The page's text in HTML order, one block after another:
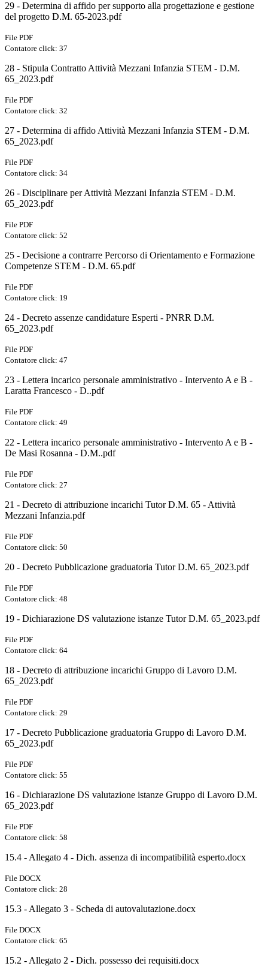
29 - Determina di affido per supporto alla progettazione e gestione
del progetto D.M. 65-2023.pdf
File PDF
Contatore click: 37
28 - Stipula Contratto Attività Mezzani Infanzia STEM - D.M.
65_2023.pdf
File PDF
Contatore click: 32
27 - Determina di affido Attività Mezzani Infanzia STEM - D.M.
65_2023.pdf
File PDF
Contatore click: 34
26 - Disciplinare per Attività Mezzani Infanzia STEM - D.M.
65_2023.pdf
File PDF
Contatore click: 52
25 - Decisione a contrarre Percorso di Orientamento e Formazione
Competenze STEM - D.M. 65.pdf
File PDF
Contatore click: 19
24 - Decreto assenze candidature Esperti - PNRR D.M.
65_2023.pdf
File PDF
Contatore click: 47
23 - Lettera incarico personale amministrativo - Intervento A e B -
Laratta Francesco - D..pdf
File PDF
Contatore click: 49
22 - Lettera incarico personale amministrativo - Intervento A e B -
De Masi Rosanna - D.M..pdf
File PDF
Contatore click: 27
21 - Decreto di attribuzione incarichi Tutor D.M. 65 - Attività
Mezzani Infanzia.pdf
File PDF
Contatore click: 50
20 - Decreto Pubblicazione graduatoria Tutor D.M. 65_2023.pdf
File PDF
Contatore click: 48
19 - Dichiarazione DS valutazione istanze Tutor D.M. 65_2023.pdf
File PDF
Contatore click: 64
18 - Decreto di attribuzione incarichi Gruppo di Lavoro D.M.
65_2023.pdf
File PDF
Contatore click: 29
17 - Decreto Pubblicazione graduatoria Gruppo di Lavoro D.M.
65_2023.pdf
File PDF
Contatore click: 55
16 - Dichiarazione DS valutazione istanze Gruppo di Lavoro D.M.
65_2023.pdf
File PDF
Contatore click: 58
15.4 - Allegato 4 - Dich. assenza di incompatibilità esperto.docx
File DOCX
Contatore click: 28
15.3 - Allegato 3 - Scheda di autovalutazione.docx
File DOCX
Contatore click: 65
15.2 - Allegato 2 - Dich. possesso dei requisiti.docx